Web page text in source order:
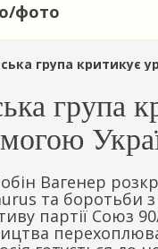
фото
критикує уряд
група
Вагенер
та боротьби
партії Союз